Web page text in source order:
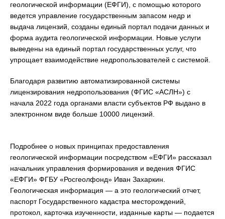
геологической информации (ЕФГИ), с помощью которого
ведется управление государственным запасом недр и
выдача лицензий, созданы единый портал подачи данных и
форма аудита геологической информации. Новые услуги
выведены на единый портал государственных услуг, что
упрощает взаимодействие недропользователей с системой.
Благодаря развитию автоматизированной системы
лицензирования недропользования (ФГИС «АСЛН») с
начала 2022 года органами власти субъектов РФ выдано в
электронном виде больше 10000 лицензий.
Подробнее о новых принципах предоставления
геологической информации посредством «ЕФГИ» рассказал
начальник управления формирования и ведения ФГИС
«ЕФГИ» ФГБУ «Росгеолфонд» Иван Захаркин.
Геологическая информация — а это геологический отчет,
паспорт Государственного кадастра месторождений,
протокол, карточка изученности, изданные карты — подается